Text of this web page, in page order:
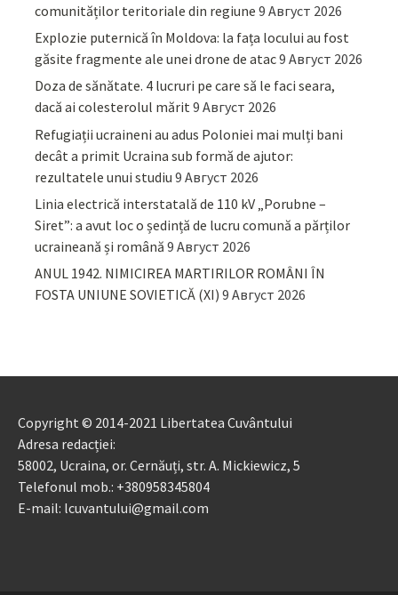
comunităților teritoriale din regiune 9 Август 2026
Explozie puternică în Moldova: la fața locului au fost
găsite fragmente ale unei drone de atac9 Август 2026
Doza de sănătate. 4 lucruri pe care să le faci seara,
dacă ai colesterolul mărit9 Август 2026
Refugiații ucraineni au adus Poloniei mai mulți bani
decât a primit Ucraina sub formă de ajutor:
rezultatele unui studiu 9 Август 2026
Linia electrică interstatală de 110 kV „Porubne –
Siret”: a avut loc o ședință de lucru comună a părților
ucraineană și română 9 Август 2026
ANUL 1942. NIMICIREA MARTIRILOR ROMÂNI ÎN
FOSTA UNIUNE SOVIETICĂ (XI) 9 Август 2026
Copyright © 2014-2021 Libertatea Cuvântului
Adresa redacției:
58002, Ucraina, or. Cernăuți, str. A. Mickiewicz, 5
Telefonul mob.: +380958345804
E-mail: lcuvantului@gmail.com